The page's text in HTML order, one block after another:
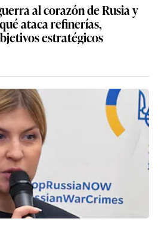
al corazón de Rusia y
ataca refinerías,
estratégicos